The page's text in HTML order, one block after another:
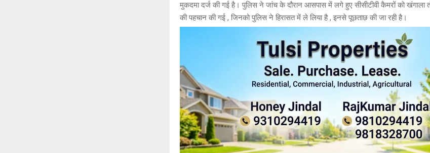
मुकदमा दर्ज की गई है। पुलिस ने जांच के दौरान आसपास में लगे हुए सीसीटीवी कैमरों को खंगाला
की पहचान की गई , जिनको पुलिस ने हिरासत में ले लिया है , इनसे पूछताछ की जा रही है।